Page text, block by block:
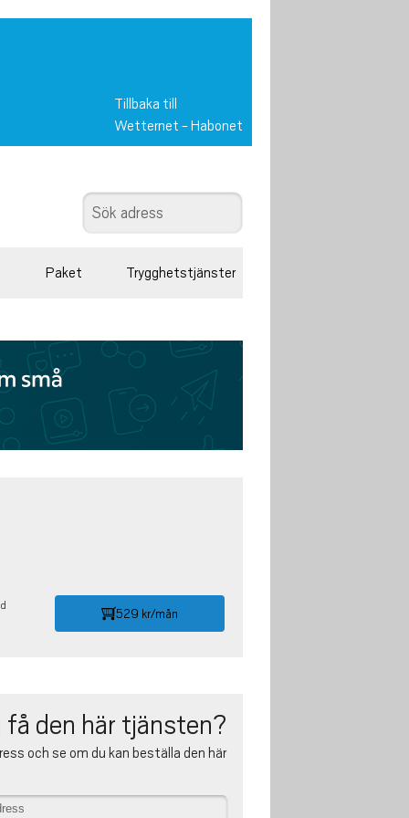
Tillbaka till
Wetternet -Habonet
Paket Trygghetstjänster
529 kr/mån
få den här tjänsten?
och se om du kan beställa den här